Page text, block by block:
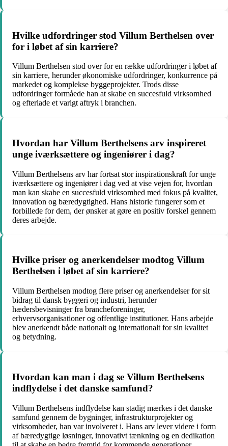
Hvilke udfordringer stod Villum Berthelsen over
for i løbet af sin karriere?
Villum Berthelsen stod over for en række udfordringer i løbet af
sin karriere, herunder økonomiske udfordringer, konkurrence på
markedet og komplekse byggeprojekter. Trods disse
udfordringer formåede han at skabe en succesfuld virksomhed
og efterlade et varigt aftryk i branchen.
Hvordan har Villum Berthelsens arv inspireret
unge iværksættere og ingeniører i dag?
Villum Berthelsens arv har fortsat stor inspirationskraft for unge
iværksættere og ingeniører i dag ved at vise vejen for, hvordan
man kan skabe en succesfuld virksomhed med fokus på kvalitet,
innovation og bæredygtighed. Hans historie fungerer som et
forbillede for dem, der ønsker at gøre en positiv forskel gennem
deres arbejde.
Hvilke priser og anerkendelser modtog Villum
Berthelsen i løbet af sin karriere?
Villum Berthelsen modtog flere priser og anerkendelser for sit
bidrag til dansk byggeri og industri, herunder
hædersbevisninger fra brancheforeninger,
erhvervsorganisationer og offentlige institutioner. Hans arbejde
blev anerkendt både nationalt og internationalt for sin kvalitet
og betydning.
Hvordan kan man i dag se Villum Berthelsens
indflydelse i det danske samfund?
Villum Berthelsens indflydelse kan stadig mærkes i det danske
samfund gennem de bygninger, infrastrukturprojekter og
virksomheder, han var involveret i. Hans arv lever videre i form
af bæredygtige løsninger, innovativt tænkning og en dedikation